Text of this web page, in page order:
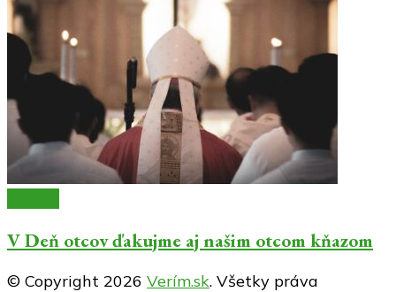
V Deň otcov ďakujme aj našim otcom kňazom
© Copyright 2026 Verím.sk. Všetky práva